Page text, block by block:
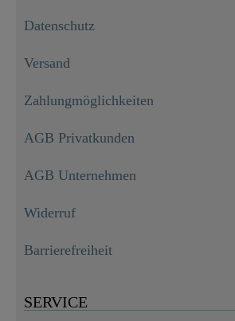
Datenschutz
Versand
Zahlungmöglichkeiten
AGB Privatkunden
AGB Unternehmen
Widerruf
Barrierefreiheit
SERVICE